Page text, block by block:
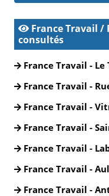
France Travail /
consultés
France Travail - Le
France Travail -
France Travail -
France Travail -
France Travail -
France Travail -
France Travail -